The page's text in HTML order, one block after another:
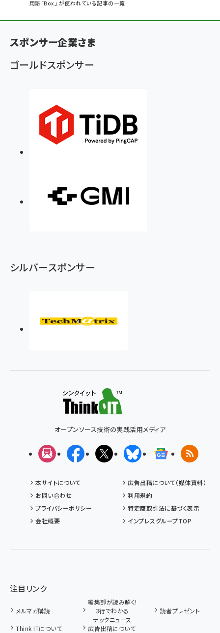
ン
く
ず
用語「Box」 が使われている記事の一覧
スポンサー企業さま
ゴールドスポンサー
シルバースポンサー
オープンソース技術の実践活用メディア
メルマガFacebookX(エックス)BlueskyGoogleニュ
RSS
本サイトについて
広告出稿について（媒体資料）
お問い合わせ
利用規約
プライバシーポリシー
特定商取引法に基づく表示
会社概要
インプレスグループTOP
注目リンク
メルマガ購読
編集部が読み解く!
3行でわかる
テックニュース
読者プレゼント
Think ITについて 広告出稿について